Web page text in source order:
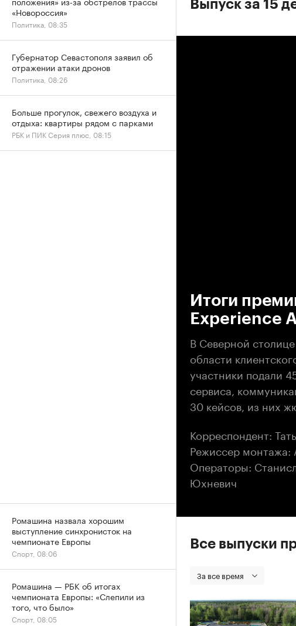
Выпуск за 15
Итоги
Experience
В Северной
области
участники подали
сервиса,
30 кейсов, из них
Корреспондент:
Режиссер монтажа:
Операторы:
Юхневич
Все выпуски
За все время
«Новороссия»
Политика, 08:35
Губернатор Севастополя заявил об
отражении атаки дронов
Политика, 08:26
Больше прогулок, свежего воздуха и
отдыха: квартиры рядом с парками
РБК и ПИК Серия плюс, 08:15
Ромашина назвала хорошим
выступление синхронисток на
чемпионате Европы
Спорт, 08:06
Ромашина — РБК об итогах
чемпионата Европы: «Слепили из
того, что было»
Спорт, 08:05